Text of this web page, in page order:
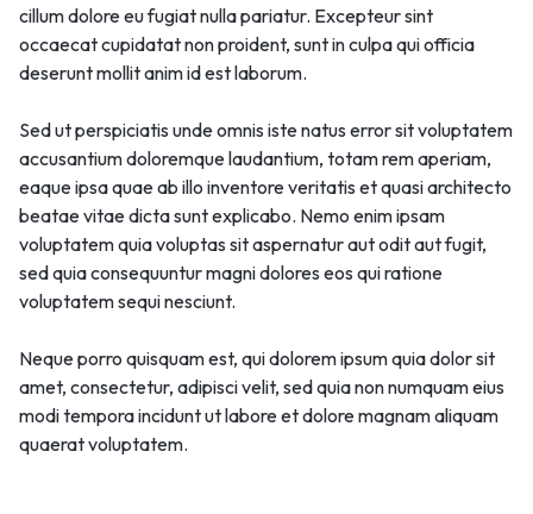
cillum dolore eu fugiat nulla pariatur. Excepteur sint
occaecat cupidatat non proident, sunt in culpa qui officia
deserunt mollit anim id est laborum.
Sed ut perspiciatis unde omnis iste natus error sit voluptatem
accusantium doloremque laudantium, totam rem aperiam,
eaque ipsa quae ab illo inventore veritatis et quasi architecto
beatae vitae dicta sunt explicabo. Nemo enim ipsam
voluptatem quia voluptas sit aspernatur aut odit aut fugit,
sed quia consequuntur magni dolores eos qui ratione
voluptatem sequi nesciunt.
Neque porro quisquam est, qui dolorem ipsum quia dolor sit
amet, consectetur, adipisci velit, sed quia non numquam eius
modi tempora incidunt ut labore et dolore magnam aliquam
quaerat voluptatem.